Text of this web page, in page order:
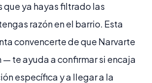
que ya hayas filtrado las
razón en el barrio. Esta
convencerte de que Narvarte
— te ayuda a confirmar si encaja
específica y a llegar a la